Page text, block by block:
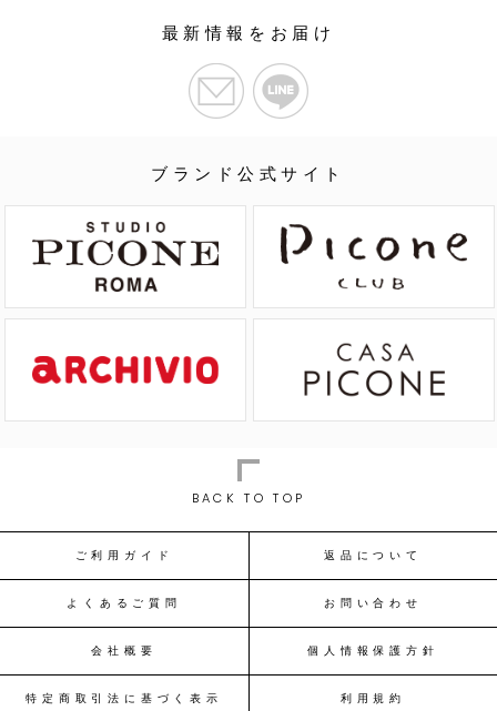
ブランド公式サイト
最新情報をお届け
BACK TO TOP
ご利用ガイド 返品について
よくあるご質問 お問い合わせ
会社概要 個人情報保護方針
特定商取引法に基づく表示 利用規約